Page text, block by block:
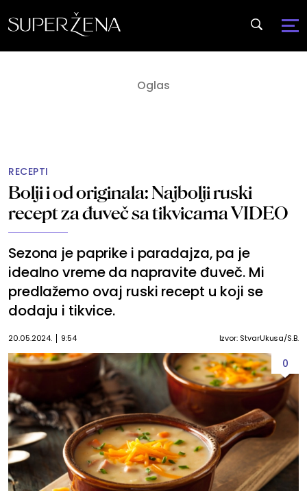
RECEPTI
Bolji i od originala: Najbolji ruski
recept za đuveč sa tikvicama VIDEO
Sezona je paprike i paradajza, pa je
idealno vreme da napravite đuveč. Mi
predlažemo ovaj ruski recept u koji se
dodaju i tikvice.
20.05.2024. 9:54 Izvor: StvarUkusa/S.B.
0